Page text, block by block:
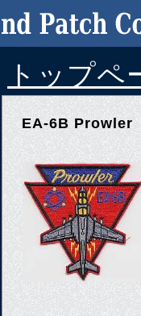
トップペ
EA-6B Prowler